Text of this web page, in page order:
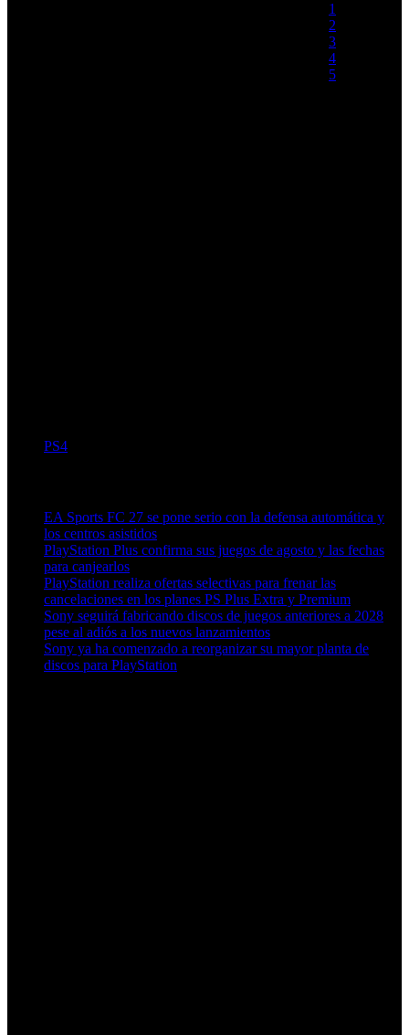
1
2
3
4
5
PS4
EA Sports FC 27 se pone serio con la defensa automática y
los centros asistidos
PlayStation Plus confirma sus juegos de agosto y las fechas
para canjearlos
PlayStation realiza ofertas selectivas para frenar las
cancelaciones en los planes PS Plus Extra y Premium
Sony seguirá fabricando discos de juegos anteriores a 2028
pese al adiós a los nuevos lanzamientos
Sony ya ha comenzado a reorganizar su mayor planta de
discos para PlayStation